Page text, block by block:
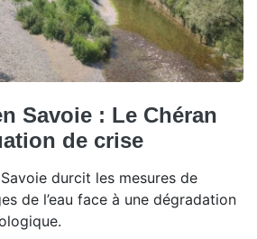
Savoie : Le Chéran
de crise
durcit les mesures de
de l’eau face à une dégradation